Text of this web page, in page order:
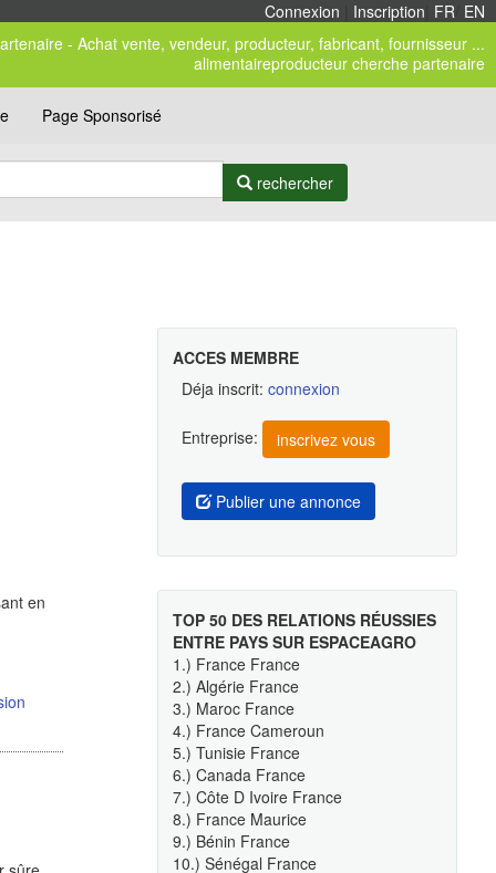
Connexion Inscription FR EN
- Achat vente, vendeur, producteur, fabricant, fournisseur ...
alimentaireproducteur cherche partenaire
Page Sponsorisé
rechercher
en
ACCES MEMBRE
Déja inscrit: connexion
Entreprise: inscrivez vous
Publier une annonce
TOP 50 DES RELATIONS RÉUSSIES
ENTRE PAYS SUR ESPACEAGRO
1.) France France
2.) Algérie France
3.) Maroc France
4.) France Cameroun
5.) Tunisie France
6.) Canada France
7.) Côte D Ivoire France
8.) France Maurice
9.) Bénin France
10.) Sénégal France